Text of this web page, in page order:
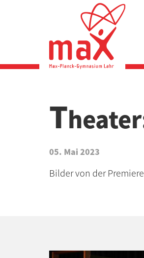
T
05. Mai 2023
Bilder von der